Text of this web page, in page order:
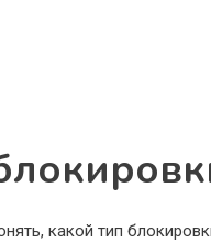
какой тип